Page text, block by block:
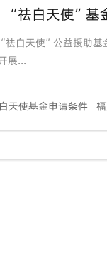
白天使”公益援助
展...
天使基金申请条件